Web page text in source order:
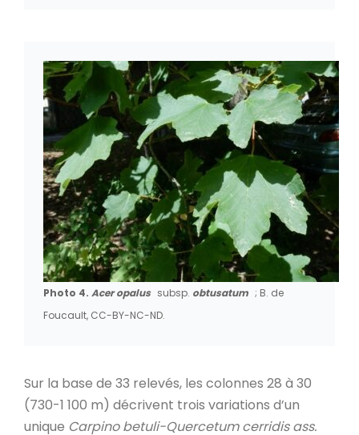
Photo 4. Acer opalus subsp. obtusatum ; B. de
Foucault, CC-BY-NC-ND.
Sur la base de 33 relevés, les colonnes 28 à 30
(730-1 100 m) décrivent trois variations d’un
unique Carpino betuli-Quercetum cerridis ass.